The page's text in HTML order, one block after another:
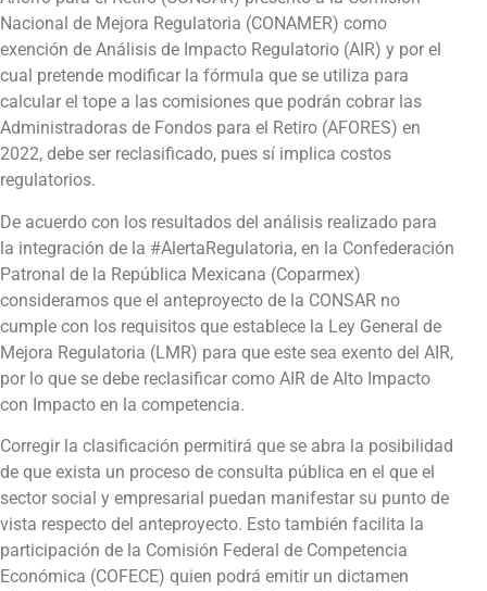
Nacional de Mejora Regulatoria (CONAMER) como
exención de Análisis de Impacto Regulatorio (AIR) y por el
cual pretende modificar la fórmula que se utiliza para
calcular el tope a las comisiones que podrán cobrar las
Administradoras de Fondos para el Retiro (AFORES) en
2022, debe ser reclasificado, pues sí implica costos
regulatorios.
De acuerdo con los resultados del análisis realizado para
la integración de la #AlertaRegulatoria, en la Confederación
Patronal de la República Mexicana (Coparmex)
consideramos que el anteproyecto de la CONSAR no
cumple con los requisitos que establece la Ley General de
Mejora Regulatoria (LMR) para que este sea exento del AIR,
por lo que se debe reclasificar como AIR de Alto Impacto
con Impacto en la competencia.
Corregir la clasificación permitirá que se abra la posibilidad
de que exista un proceso de consulta pública en el que el
sector social y empresarial puedan manifestar su punto de
vista respecto del anteproyecto. Esto también facilita la
participación de la Comisión Federal de Competencia
Económica (COFECE) quien podrá emitir un dictamen